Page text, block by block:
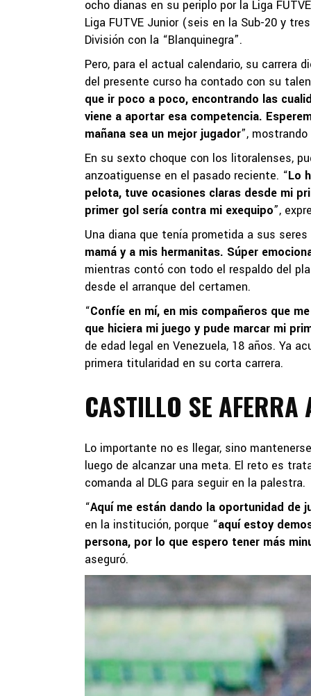
ocho dianas en su periplo por la Liga
Liga FUTVE Junior (seis en la Sub-20 y
División con la “Blanquinegra”.
Pero, para el actual calendario, su carrera
del presente curso ha contado con su
que ir poco a poco, encontrando las
viene a aportar esa competencia.
mañana sea un mejor jugador”,
En su sexto choque con los litoralenses,
anzoatiguense en el pasado reciente. “Lo
pelota, tuve ocasiones claras desde mi
primer gol sería contra mi exequipo”,
Una diana que tenía prometida a sus
mamá y a mis hermanitas. Súper
mientras contó con todo el respaldo del
desde el arranque del certamen.
“Confíe en mí, en mis compañeros que
que hiciera mi juego y pude marcar mi
de edad legal en Venezuela, 18 años. Ya
primera titularidad en su corta carrera.
CASTILLO SE
Lo importante no es llegar, sino
luego de alcanzar una meta. El reto es
comanda al DLG para seguir en la palestra.
“Aquí me están dando la oportunidad de
en la institución, porque “aquí estoy
persona, por lo que espero tener más
aseguró.